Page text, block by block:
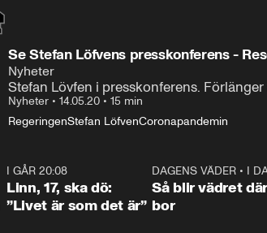
Se Stefan Löfvens presskonferens -
Nyheter
Stefan Lövfen i presskonferens.
Nyheter • 14.05.20 • 15 min
RegeringenStefan LöfvenCoronapandemin
I GÅR 20:08
Linn, 17, ska dö:
”Livet är som det är”
DAGENS VÄDER • I
Så blir vädret
bor